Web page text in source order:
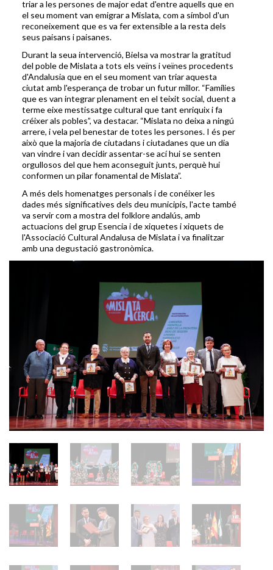
triar a les persones de major edat d'entre aquells que en
el seu moment van emigrar a Mislata, com a símbol d'un
reconeixement que es va fer extensible a la resta dels
seus paisans i paisanes.
Durant la seua intervenció, Bielsa va mostrar la gratitud
del poble de Mislata a tots els veïns i veïnes procedents
d'Andalusia que en el seu moment van triar aquesta
ciutat amb l'esperança de trobar un futur millor. “Famílies
que es van integrar plenament en el teixit social, duent a
terme eixe mestissatge cultural que tant enriquix i fa
créixer als pobles”, va destacar. “Mislata no deixa a ningú
arrere, i vela pel benestar de totes les persones. I és per
això que la majoria de ciutadans i ciutadanes que un dia
van vindre i van decidir assentar-se ací hui se senten
orgullosos del que hem aconseguit junts, perquè hui
conformen un pilar fonamental de Mislata”.
A més dels homenatges personals i de conéixer les
dades més significatives dels deu municipis, l'acte també
va servir com a mostra del folklore andalús, amb
actuacions del grup Esencia i de xiquetes i xiquets de
l'Associació Cultural Andalusa de Mislata i va finalitzar
amb una degustació gastronòmica.